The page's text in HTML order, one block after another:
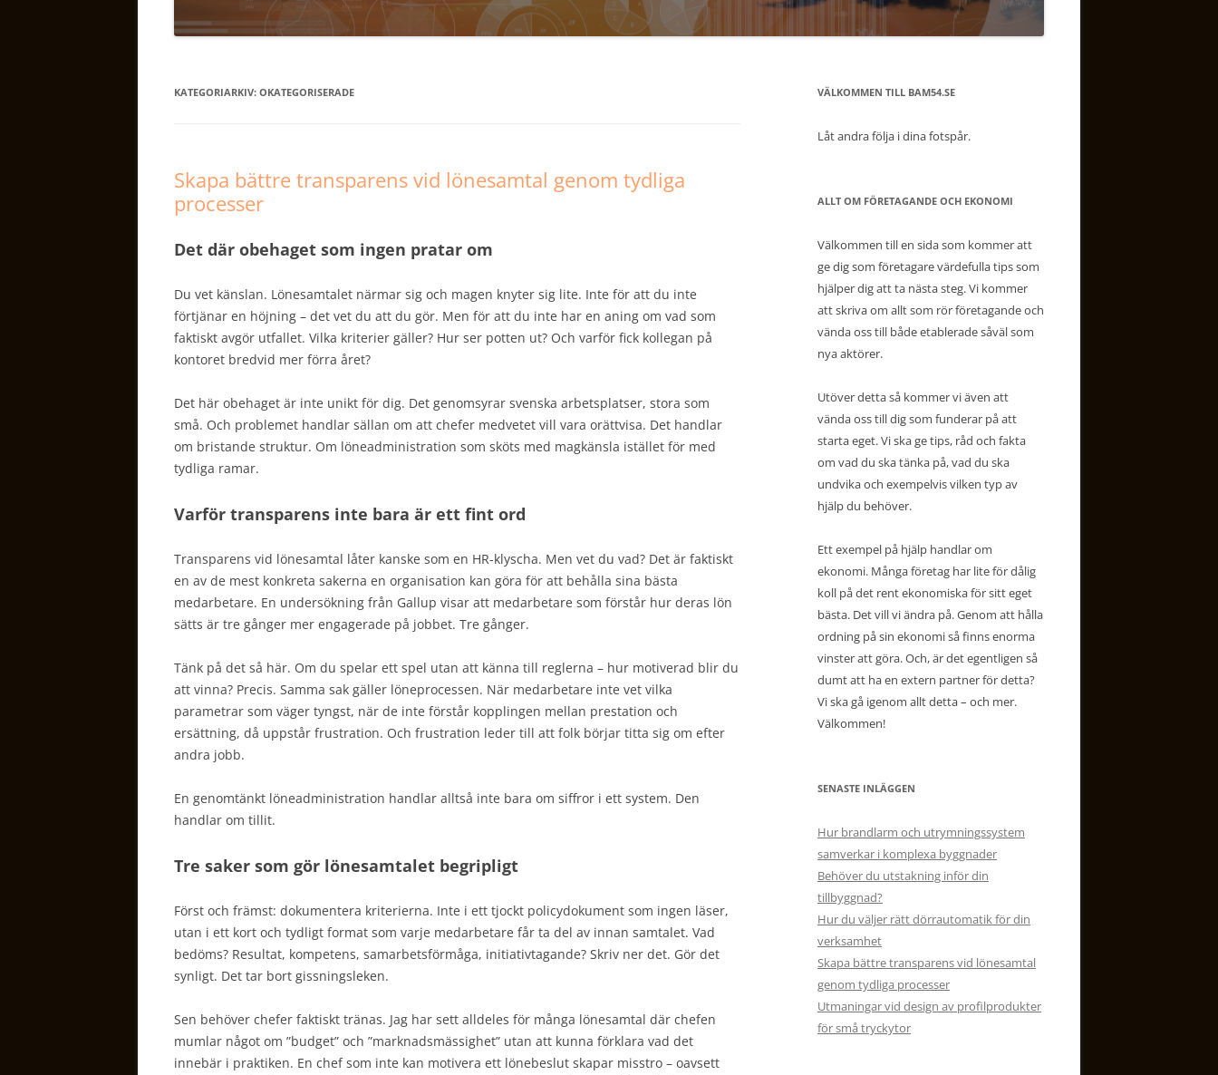
KATEGORIARKIV: OKATEGORISERADE
Skapa bättre transparens vid lönesamtal genom tydliga
processer
Det där obehaget som ingen pratar om
Du vet känslan. Lönesamtalet närmar sig och magen knyter sig lite. Inte för att du inte
förtjänar en höjning – det vet du att du gör. Men för att du inte har en aning om vad som
faktiskt avgör utfallet. Vilka kriterier gäller? Hur ser potten ut? Och varför fick kollegan på
kontoret bredvid mer förra året?
Det här obehaget är inte unikt för dig. Det genomsyrar svenska arbetsplatser, stora som
små. Och problemet handlar sällan om att chefer medvetet vill vara orättvisa. Det handlar
om bristande struktur. Om löneadministration som sköts med magkänsla istället för med
tydliga ramar.
Varför transparens inte bara är ett fint ord
Transparens vid lönesamtal låter kanske som en HR-klyscha. Men vet du vad? Det är faktiskt
en av de mest konkreta sakerna en organisation kan göra för att behålla sina bästa
medarbetare. En undersökning från Gallup visar att medarbetare som förstår hur deras lön
sätts är tre gånger mer engagerade på jobbet. Tre gånger.
Tänk på det så här. Om du spelar ett spel utan att känna till reglerna – hur motiverad blir du
att vinna? Precis. Samma sak gäller löneprocessen. När medarbetare inte vet vilka
parametrar som väger tyngst, när de inte förstår kopplingen mellan prestation och
ersättning, då uppstår frustration. Och frustration leder till att folk börjar titta sig om efter
andra jobb.
En genomtänkt löneadministration handlar alltså inte bara om siffror i ett system. Den
handlar om tillit.
Tre saker som gör lönesamtalet begripligt
Först och främst: dokumentera kriterierna. Inte i ett tjockt policydokument som ingen läser,
utan i ett kort och tydligt format som varje medarbetare får ta del av innan samtalet. Vad
bedöms? Resultat, kompetens, samarbetsförmåga, initiativtagande? Skriv ner det. Gör det
synligt. Det tar bort gissningsleken.
Sen behöver chefer faktiskt tränas. Jag har sett alldeles för många lönesamtal där chefen
mumlar något om ”budget” och ”marknadsmässighet” utan att kunna förklara vad det
innebär i praktiken. En chef som inte kan motivera ett lönebeslut skapar misstro – oavsett
VÄLKOMMEN TILL BAM54.SE
Låt andra följa i dina fotspår.
ALLT OM FÖRETAGANDE OCH EKONOMI
Välkommen till en sida som kommer att
ge dig som företagare värdefulla tips som
hjälper dig att ta nästa steg. Vi kommer
att skriva om allt som rör företagande och
vända oss till både etablerade såväl som
nya aktörer.
Utöver detta så kommer vi även att
vända oss till dig som funderar på att
starta eget. Vi ska ge tips, råd och fakta
om vad du ska tänka på, vad du ska
undvika och exempelvis vilken typ av
hjälp du behöver.
Ett exempel på hjälp handlar om
ekonomi. Många företag har lite för dålig
koll på det rent ekonomiska för sitt eget
bästa. Det vill vi ändra på. Genom att hålla
ordning på sin ekonomi så finns enorma
vinster att göra. Och, är det egentligen så
dumt att ha en extern partner för detta?
Vi ska gå igenom allt detta – och mer.
Välkommen!
SENASTE INLÄGGEN
Hur brandlarm och utrymningssystem
samverkar i komplexa byggnader
Behöver du utstakning inför din
tillbyggnad?
Hur du väljer rätt dörrautomatik för din
verksamhet
Skapa bättre transparens vid lönesamtal
genom tydliga processer
Utmaningar vid design av profilprodukter
för små tryckytor